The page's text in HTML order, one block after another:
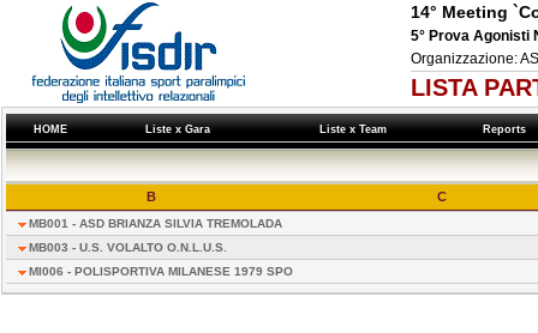
14° Meeting
5° Prova Agonisti
Organizzazione:
LISTA
HOME Liste x Gara Liste x Team Reports
B C
MB001 - ASD BRIANZA SILVIA TREMOLADA
MB003 - U.S. VOLALTO O.N.L.U.S.
MI006 - POLISPORTIVA MILANESE 1979 SPO